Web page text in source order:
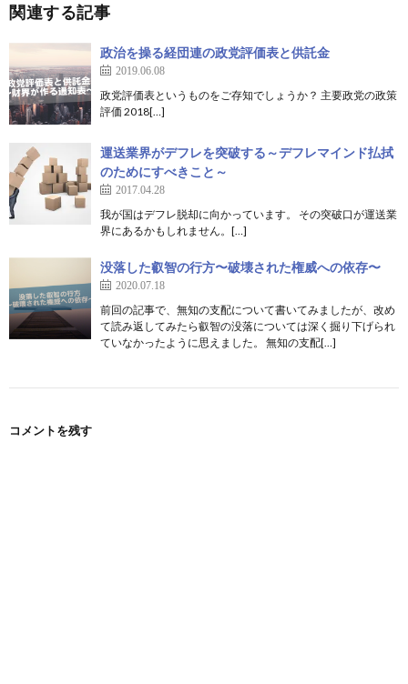
関連する記事
政治を操る経団連の政党評価表と供託金
2019.06.08
政党評価表というものをご存知でしょうか？ 主要政党の政策
評価 2018[…]
運送業界がデフレを突破する～デフレマインド払拭
のためにすべきこと～
2017.04.28
我が国はデフレ脱却に向かっています。 その突破口が運送業
界にあるかもしれません。[…]
没落した叡智の行方〜破壊された権威への依存〜
2020.07.18
前回の記事で、無知の支配について書いてみましたが、改め
て読み返してみたら叡智の没落については深く掘り下げられ
ていなかったように思えました。 無知の支配[…]
コメントを残す